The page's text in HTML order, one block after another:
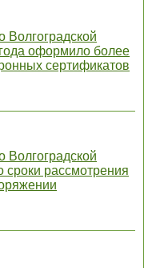
оформило более
сертификатов
сроки рассмотрения